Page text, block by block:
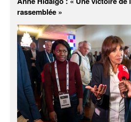
rassemblée »